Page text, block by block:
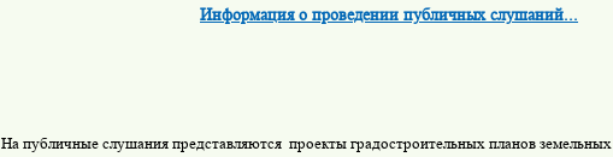
Информация о проведении публичных слушаний...
На публичные слушания представляются проекты градостроительных планов земельных